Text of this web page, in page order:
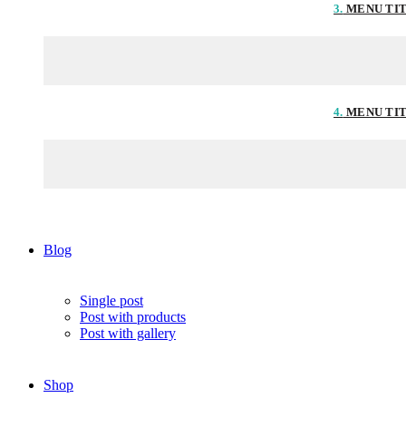
3. MENU
4. MENU
Blog
Single post
Post with products
Post with gallery
Shop